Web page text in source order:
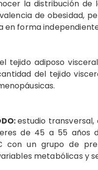
la distribución de
de obesidad,
en forma
tejido adiposo
del tejido
estudio
de 45 a 55 años
con un grupo de
metabólicas y